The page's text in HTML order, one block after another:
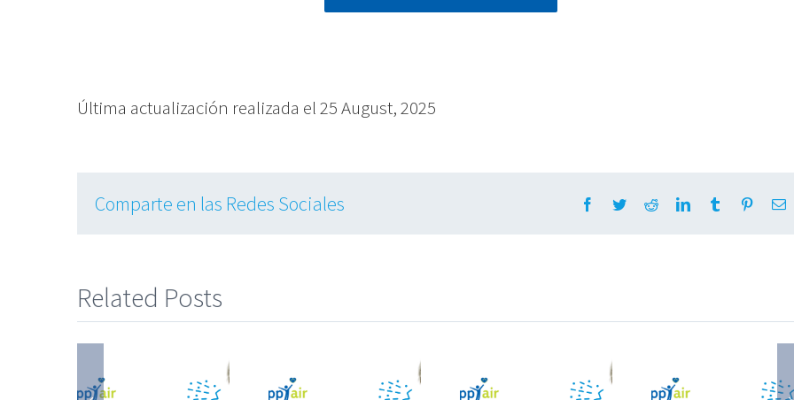
Última actualización realizada el 25 August, 2025
Comparte en las Redes Sociales Facebook
TwitterRedditLinkedInTumblr
Related Posts
Posibles
causas de la
Posibles